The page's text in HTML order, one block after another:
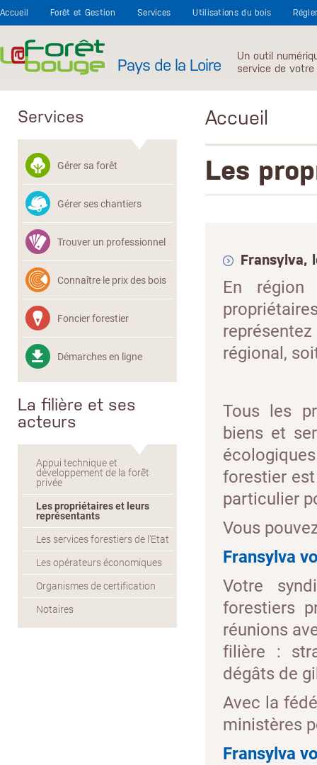
Accueil
Forêt et Gestion Services Utilisations du bois
Pays de la Loire
Un outil
service de
Services
Gérer sa forêt
Gérer ses chantiers
Trouver un professionnel
Connaître le prix des bois
Foncier forestier
Démarches en ligne
La filière et ses
acteurs
Appui technique et
développement de la forêt
privée
Les propriétaires et leurs
représentants
Les services forestiers de l'Etat
Les opérateurs économiques
Organismes de certification
Notaires
Accueil
Les
En
régional,
Tous les
biens et
forestier
particulier
Vous
Fransylva
Votre
forestiers
réunions
filière :
dégâts de
Avec la
ministères
Fransylva